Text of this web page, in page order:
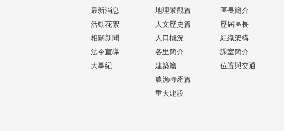
最新消息
活動花絮
相關新聞
法令宣導
大事紀
地理景觀篇
人文歷史篇
人口概況
各里簡介
建築篇
農漁特產篇
重大建設
區長簡介
歷屆區長
組織架構
課室簡介
位置與交通